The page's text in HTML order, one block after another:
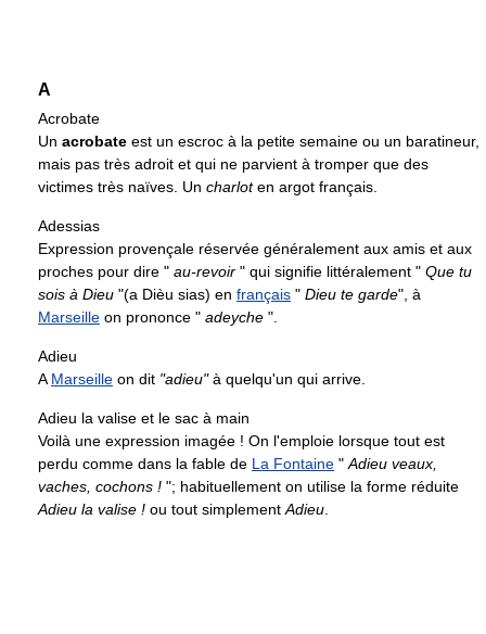
A
Acrobate
Un acrobate est un escroc à la petite semaine ou un baratineur,
mais pas très adroit et qui ne parvient à tromper que des
victimes très naïves. Un charloten argot français.
Adessias
Expression provençale réservée généralement aux amis et aux
proches pour dire " au-revoir " qui signifie littéralement " Que tu
sois à Dieu "(a Dièu sias) en français " Dieu te garde", à
Marseille on prononce " adeyche ".
Adieu
A Marseille on dit "adieu"à quelqu'un qui arrive.
Adieu la valise et le sac à main
Voilà une expression imagée ! On l'emploie lorsque tout est
perdu comme dans la fable de La Fontaine " Adieu veaux,
vaches, cochons ! "; habituellement on utilise la forme réduite
Adieu la valise ! ou tout simplement Adieu